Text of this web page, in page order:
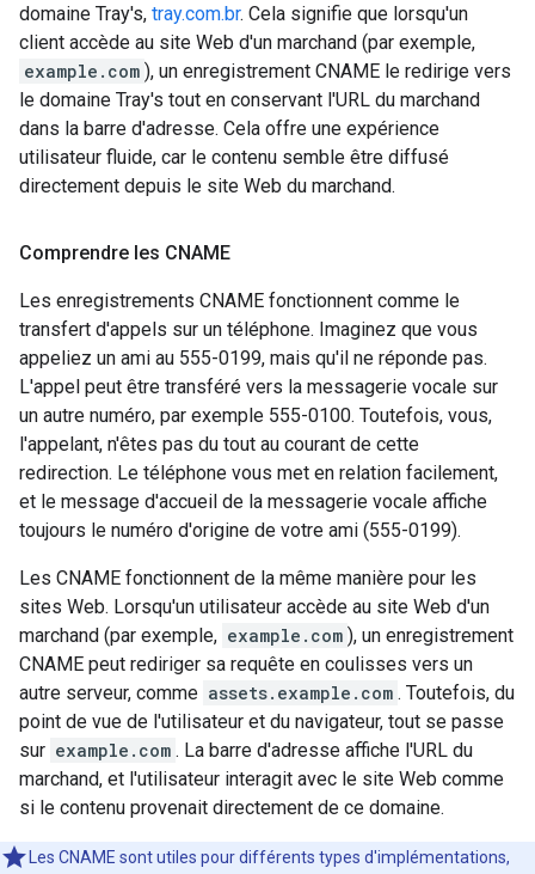
domaine Tray's, tray.com.br. Cela signifie que lorsqu'un
client accède au site Web d'un marchand (par exemple,
example.com ), un enregistrement CNAME le redirige vers
le domaine Tray's tout en conservant l'URL du marchand
dans la barre d'adresse. Cela offre une expérience
utilisateur fluide, car le contenu semble être diffusé
directement depuis le site Web du marchand.
Comprendre les CNAME
Les enregistrements CNAME fonctionnent comme le
transfert d'appels sur un téléphone. Imaginez que vous
appeliez un ami au 555-0199, mais qu'il ne réponde pas.
L'appel peut être transféré vers la messagerie vocale sur
un autre numéro, par exemple 555-0100. Toutefois, vous,
l'appelant, n'êtes pas du tout au courant de cette
redirection. Le téléphone vous met en relation facilement,
et le message d'accueil de la messagerie vocale affiche
toujours le numéro d'origine de votre ami (555-0199).
Les CNAME fonctionnent de la même manière pour les
sites Web. Lorsqu'un utilisateur accède au site Web d'un
marchand (par exemple, example.com ), un enregistrement
CNAME peut rediriger sa requête en coulisses vers un
autre serveur, comme assets.example.com . Toutefois, du
point de vue de l'utilisateur et du navigateur, tout se passe
sur example.com . La barre d'adresse affiche l'URL du
marchand, et l'utilisateur interagit avec le site Web comme
si le contenu provenait directement de ce domaine.
Les CNAME sont utiles pour différents types d'implémentations,